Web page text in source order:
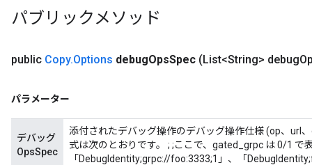
パブリックメソッド
public Copy.Options debugOpsSpec (List<String> debug
パラメーター
デバッグ
OpsSpec
添付されたデバッグ操作のデバッグ操作仕様 (op、url
式は次のとおりです。
; ;ここで、gated_grpc は 0/1 で
「DebugIdentity;grpc://foo:3333;1」、「